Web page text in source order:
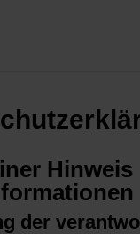
Hinweis
der